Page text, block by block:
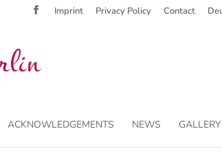
Imprint Privacy Policy Contact
ACKNOWLEDGEMENTS NEWS GALLERY